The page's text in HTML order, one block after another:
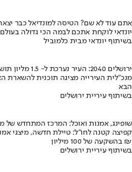
אתם עוד לא שם? הטיסה למונדיאל כבר
יונדאי לוקחת אתכם לבמה הכי גדולה בעולם
בשיתוף יונדאי מבית כלמוביל
ירושלים 2040: העיר נערכת ל- 1.5 מליון תושבים
מנכ"לית העירייה מציגה תוכנית להשארת
הבא
בשיתוף עיריית ירושלים
שופינג, אמנות ואוכל: המרכז המתחדש של
קפיצה קטנה לחו"ל: טיילת חדשה, מיצגי
בהשקעה של 100 מיליון ₪
בשיתוף עיריית ירושלים